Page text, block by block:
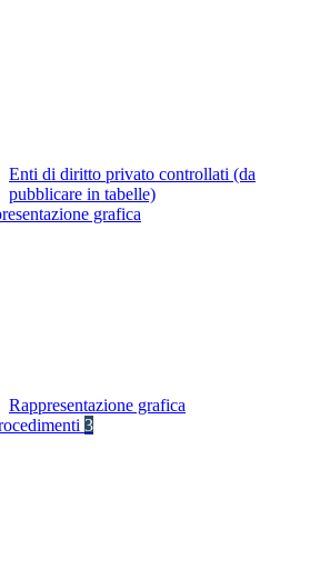
Enti di diritto privato controllati (da
pubblicare in tabelle)
grafica
Rappresentazione grafica
3